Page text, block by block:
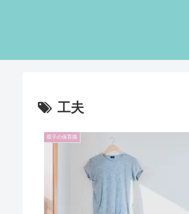
工夫
双子の保育園